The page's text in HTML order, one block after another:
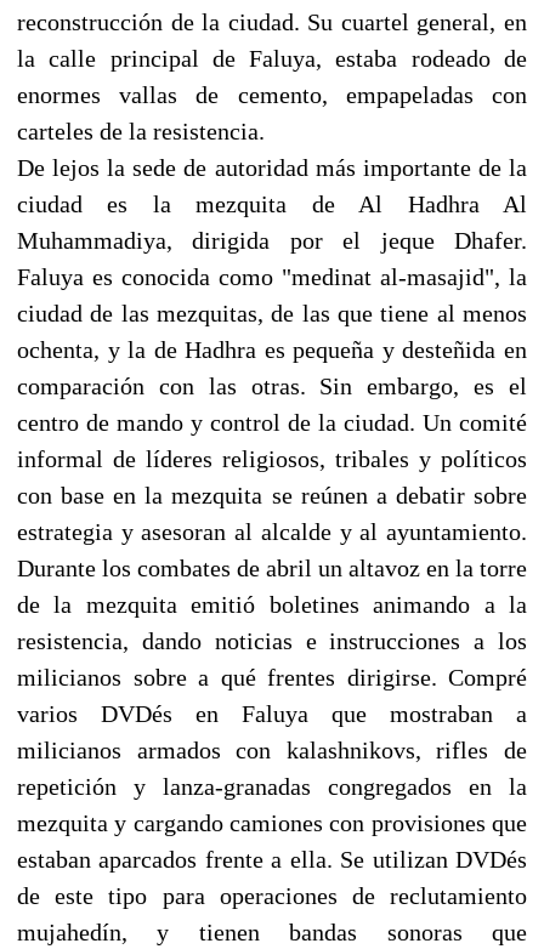
reconstrucción de la ciudad. Su cuartel general, en
la calle principal de Faluya, estaba rodeado de
enormes vallas de cemento, empapeladas con
carteles de la resistencia.
De lejos la sede de autoridad más importante de la
ciudad es la mezquita de Al Hadhra Al
Muhammadiya, dirigida por el jeque Dhafer.
Faluya es conocida como "medinat al-masajid", la
ciudad de las mezquitas, de las que tiene al menos
ochenta, y la de Hadhra es pequeña y desteñida en
comparación con las otras. Sin embargo, es el
centro de mando y control de la ciudad. Un comité
informal de líderes religiosos, tribales y políticos
con base en la mezquita se reúnen a debatir sobre
estrategia y asesoran al alcalde y al ayuntamiento.
Durante los combates de abril un altavoz en la torre
de la mezquita emitió boletines animando a la
resistencia, dando noticias e instrucciones a los
milicianos sobre a qué frentes dirigirse. Compré
varios DVDés en Faluya que mostraban a
milicianos armados con kalashnikovs, rifles de
repetición y lanza-granadas congregados en la
mezquita y cargando camiones con provisiones que
estaban aparcados frente a ella. Se utilizan DVDés
de este tipo para operaciones de reclutamiento
mujahedín, y tienen bandas sonoras que